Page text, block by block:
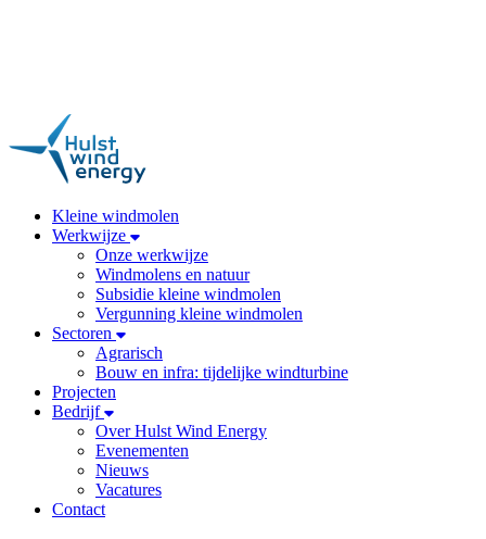
Kleine windmolen
Werkwijze
Onze werkwijze
Windmolens en natuur
Subsidie kleine windmolen
Vergunning kleine windmolen
Sectoren
Agrarisch
Bouw en infra: tijdelijke windturbine
Projecten
Bedrijf
Over Hulst Wind Energy
Evenementen
Nieuws
Vacatures
Contact